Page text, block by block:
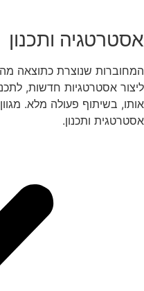
אסטרטגיה ותכנון
המחוברות שנוצרת כתוצאה
ליצור אסטרטגיות חדשות,
אותו, בשיתוף פעולה מלא.
אסטרטגית ותכנון.